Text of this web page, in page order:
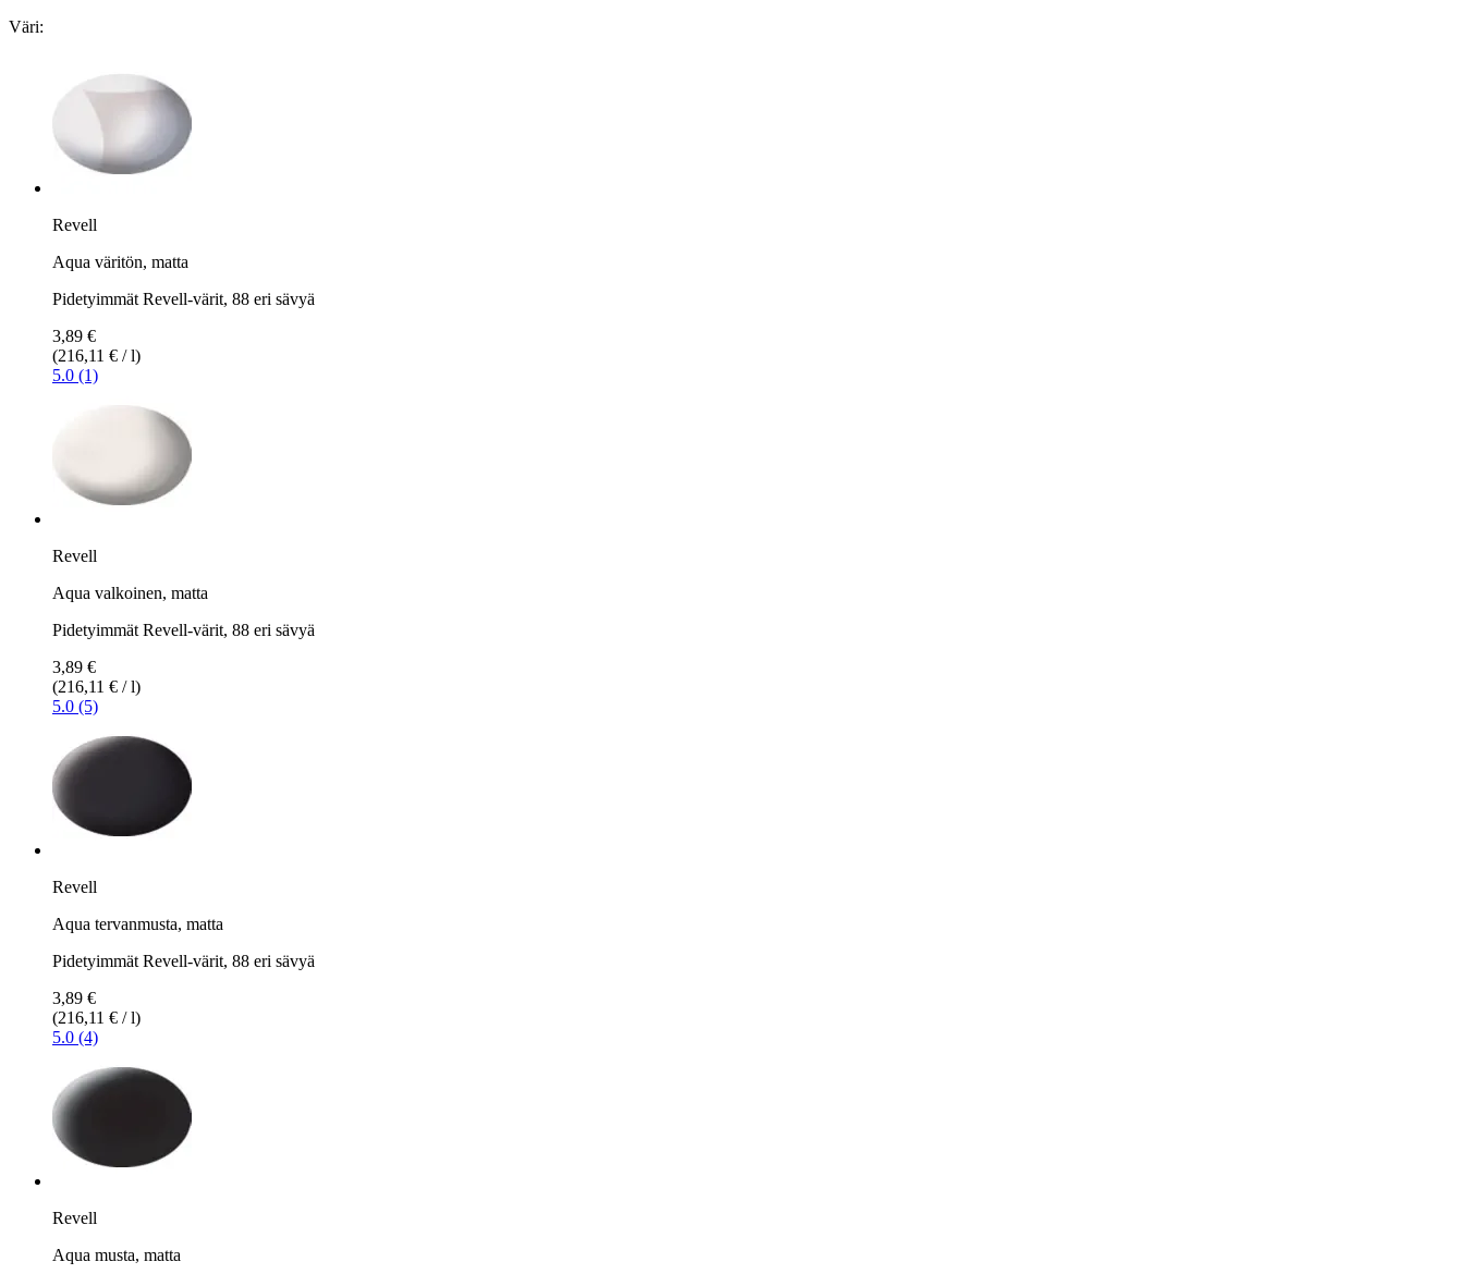
Väri:
Revell
Aqua väritön, matta
Pidetyimmät Revell-värit, 88 eri sävyä
3,89 €
(216,11 € / l)
5.0 (1)
Revell
Aqua valkoinen, matta
Pidetyimmät Revell-värit, 88 eri sävyä
3,89 €
(216,11 € / l)
5.0 (5)
Revell
Aqua tervanmusta, matta
Pidetyimmät Revell-värit, 88 eri sävyä
3,89 €
(216,11 € / l)
5.0 (4)
Revell
Aqua musta, matta